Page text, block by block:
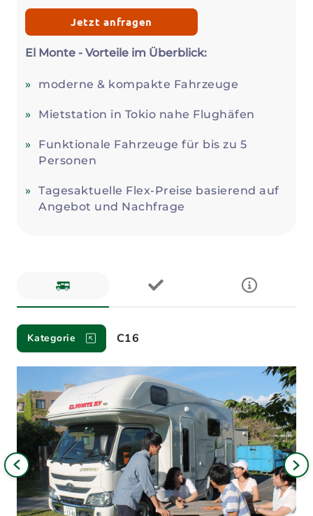
Jetzt anfragen
El Monte - Vorteile im Überblick:
moderne & kompakte Fahrzeuge
Mietstation in Tokio nahe Flughäfen
Funktionale Fahrzeuge für bis zu 5
Personen
Tagesaktuelle Flex-Preise basierend auf
Angebot und Nachfrage
Fahrzeuge
Kategorie C16